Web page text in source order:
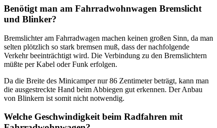
Benötigt man am Fahrradwohnwagen Bremslicht
und Blinker?
Bremslichter am Fahrradwagen machen keinen großen Sinn, da man
selten plötzlich so stark bremsen muß, dass der nachfolgende
Verkehr beeinträchtigt wird. Die Verbindung zu den Bremslichtern
müßte per Kabel oder Funk erfolgen.
Da die Breite des Minicamper nur 86 Zentimeter beträgt, kann man
die ausgestreckte Hand beim Abbiegen gut erkennen. Der Anbau
von Blinkern ist somit nicht notwendig.
Welche Geschwindigkeit beim Radfahren mit